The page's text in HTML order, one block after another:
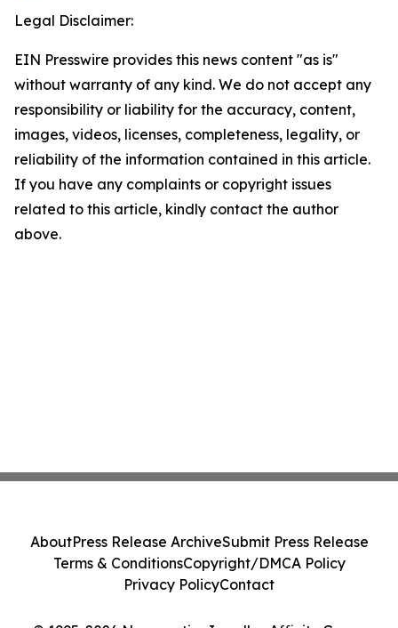
Legal Disclaimer:
EIN Presswire provides this news content "as is"
without warranty of any kind. We do not accept any
responsibility or liability for the accuracy, content,
images, videos, licenses, completeness, legality, or
reliability of the information contained in this article.
If you have any complaints or copyright issues
related to this article, kindly contact the author
above.
AboutPress Release ArchiveSubmit Press Release
Terms & ConditionsCopyright/DMCA Policy
Privacy PolicyContact